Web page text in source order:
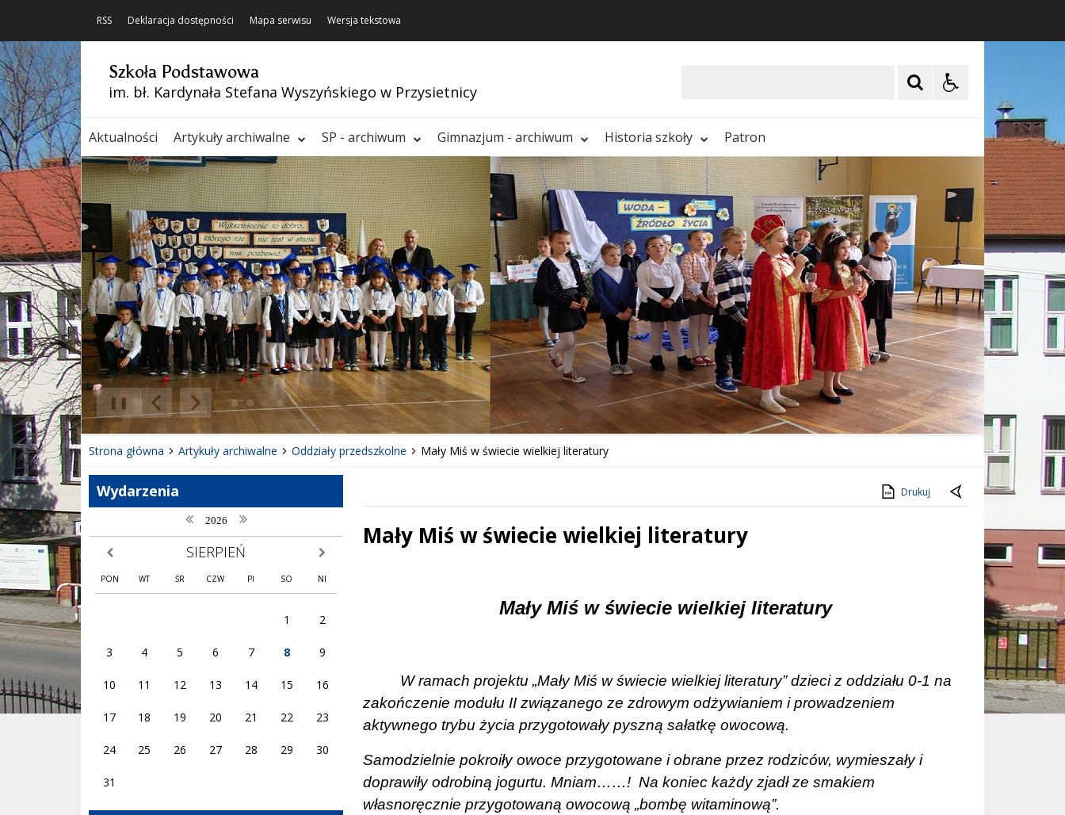
RSS Deklaracja dostępności Mapa serwisu Wersja tekstowa
Szkoła Podstawowa
im. bł. Kardynała Stefana Wyszyńskiego w Przysietnicy
Aktualności Artykuły archiwalne SP - archiwum Gimnazjum - archiwum Historia szkoły Patron
Poprzedni Element
Następny Element
❚❚
Strona główna Artykuły archiwalne Oddziały przedszkolne Mały Miś w świecie wielkiej literatury
Wydarzenia
poprzedni rok
2026 następny rok
poprzedni miesiąc SIERPIEŃ następny miesiąc
PON WT ŚR CZW PI SO NI
1 2
3 4 5 6 7 8 9
10 11 12 13 14 15 16
17 18 19 20 21 22 23
24 25 26 27 28 29 30
31
Drukuj
Mały Miś w świecie wielkiej literatury
Mały Miś w świecie wielkiej literatury
W ramach projektu „Mały Miś w świecie wielkiej literatury” dzieci z oddziału 0-1 na
zakończenie modułu II związanego ze zdrowym odżywianiem i prowadzeniem
aktywnego trybu życia przygotowały pyszną sałatkę owocową.
Samodzielnie pokroiły owoce przygotowane i obrane przez rodziców, wymieszały i
doprawiły odrobiną jogurtu. Mniam……! Na koniec każdy zjadł ze smakiem
własnoręcznie przygotowaną owocową „bombę witaminową”.